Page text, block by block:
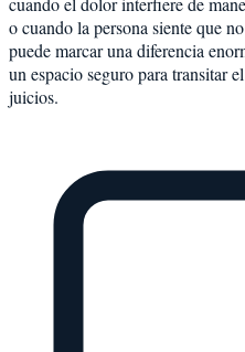
o cuando la persona siente que
puede marcar una diferencia
un espacio seguro para transitar
juicios.